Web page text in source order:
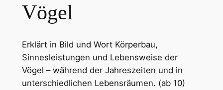
Vögel
Erklärt in Bild und Wort Körperbau,
Sinnesleistungen und Lebensweise der
Vögel – während der Jahreszeiten und in
unterschiedlichen Lebensräumen. (ab 10)